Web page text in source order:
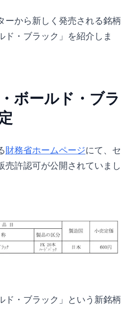
ーから新しく発売される銘柄
ド・ブラック」を紹介しま
ボールド・ブラ
財務省ホームページにて、セ
売許認可が公開されていまし
ド・ブラック」という新銘柄